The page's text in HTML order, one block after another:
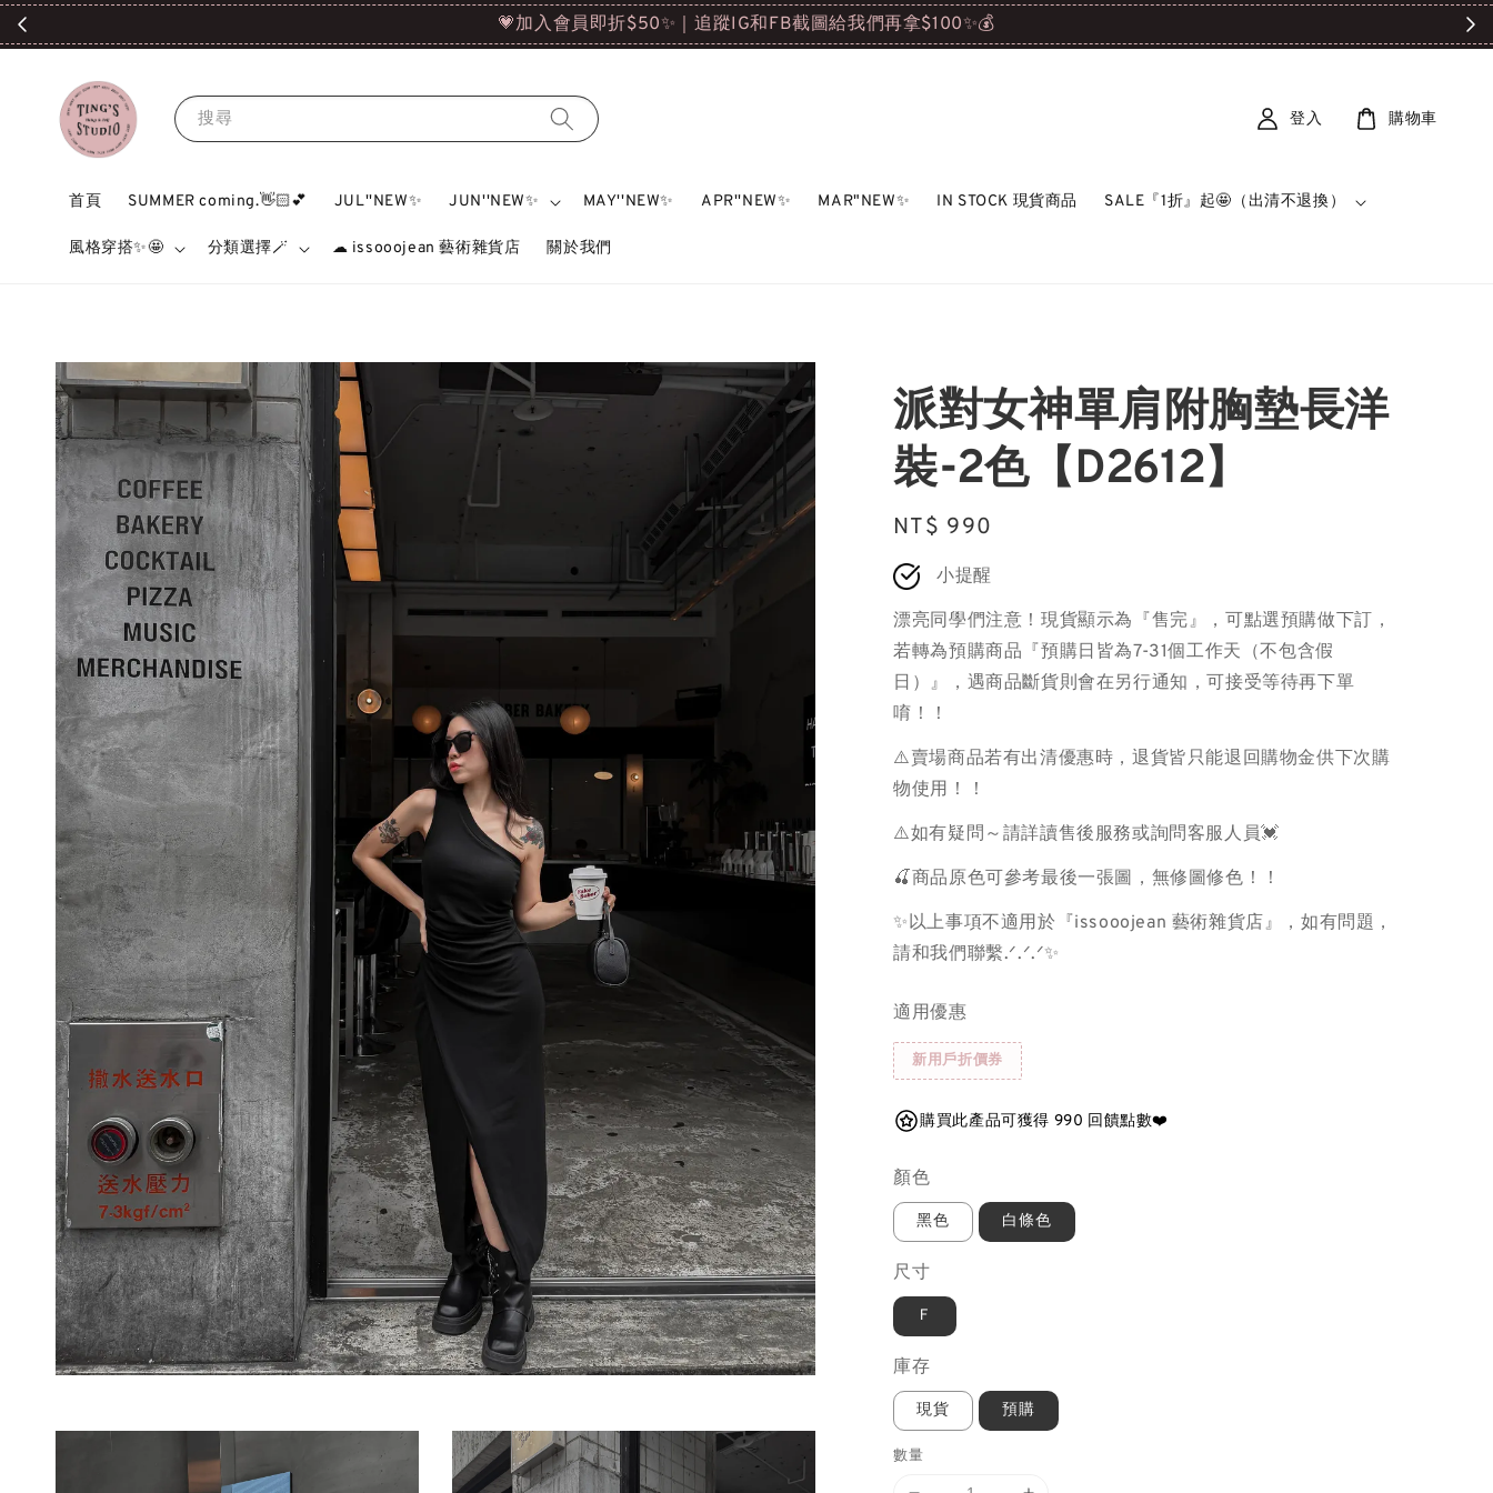
💗加入會員即折$50✨｜追蹤IG和FB截圖給我們再拿$100✨💰
搜尋
首頁 SUMMER coming.👋🏻💕 JUL''NEW✨ JUN''NEW✨ MAY''NEW✨ APR''NEW✨ MAR"NEW✨ IN STOCK 現貨商品 SALE『1折』起🤩（出清不退換）
風格穿搭✨🤩 分類選擇🪄 ☁ issooojean 藝術雜貨店 關於我們
登入 購物車
派對女神單肩附胸墊長洋
裝-2色【D2612】
Regular
price
NT$ 990
小提醒
漂亮同學們注意！現貨顯示為『售完』，可點選預購做下訂，
若轉為預購商品『預購日皆為7-31個工作天（不包含假
日）』，遇商品斷貨則會在另行通知，可接受等待再下單
唷！！
⚠️賣場商品若有出清優惠時，退貨皆只能退回購物金供下次購
物使用！！
⚠️如有疑問～請詳讀售後服務或詢問客服人員💓
🍒商品原色可參考最後一張圖，無修圖修色！！
✨以上事項不適用於『issooojean 藝術雜貨店』，如有問題，
請和我們聯繫.ᐟ.ᐟ.ᐟ✨
適用優惠
新用戶折價券
購買此產品可獲得 990 回饋點數❤️
顏色
黑色 白條色
尺寸
Ｆ
庫存
現貨 預購
數量